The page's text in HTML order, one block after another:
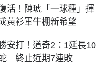
活！陳琥「一球種」揮
黃衫軍牛棚新希望
安打！道奇2：1延長10
終止近期7連敗